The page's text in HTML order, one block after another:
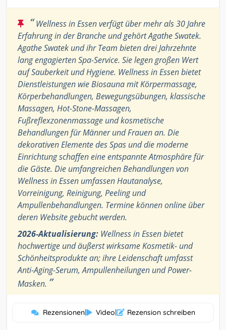
“Wellness in Essen verfügt über mehr als 30 Jahre
Erfahrung in der Branche und gehört Agathe Swatek.
Agathe Swatek und ihr Team bieten drei Jahrzehnte
lang engagierten Spa-Service. Sie legen großen Wert
auf Sauberkeit und Hygiene. Wellness in Essen bietet
Dienstleistungen wie Biosauna mit Körpermassage,
Körperbehandlungen, Bewegungsübungen, klassische
Massagen, Hot-Stone-Massagen,
Fußreflexzonenmassage und kosmetische
Behandlungen für Männer und Frauen an. Die
dekorativen Elemente des Spas und die moderne
Einrichtung schaffen eine entspannte Atmosphäre für
die Gäste. Die umfangreichen Behandlungen von
Wellness in Essen umfassen Hautanalyse,
Vorreinigung, Reinigung, Peeling und
Ampullenbehandlungen. Termine können online über
deren Website gebucht werden.
2026-Aktualisierung: Wellness in Essen bietet
hochwertige und äußerst wirksame Kosmetik- und
Schönheitsprodukte an; ihre Leidenschaft umfasst
Anti-Aging-Serum, Ampullenheilungen und Power-
Masken. ”
Rezensionen| Video| Rezension schreiben